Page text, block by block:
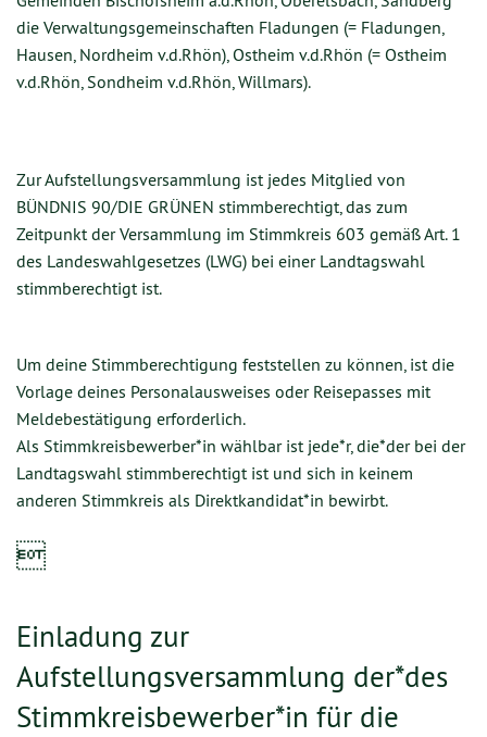
die Verwaltungsgemeinschaften Fladungen (= Fladungen,
Hausen, Nordheim v.d.Rhön), Ostheim v.d.Rhön (= Ostheim
v.d.Rhön, Sondheim v.d.Rhön, Willmars).
Zur Aufstellungsversammlung ist jedes Mitglied von
BÜNDNIS 90/DIE GRÜNEN stimmberechtigt, das zum
Zeitpunkt der Versammlung im Stimmkreis 603 gemäß Art. 1
des Landeswahlgesetzes (LWG) bei einer Landtagswahl
stimmberechtigt ist.
Um deine Stimmberechtigung feststellen zu können, ist die
Vorlage deines Personalausweises oder Reisepasses mit
Meldebestätigung erforderlich.
Als Stimmkreisbewerber*in wählbar ist jede*r, die*der bei der
Landtagswahl stimmberechtigt ist und sich in keinem
anderen Stimmkreis als Direktkandidat*in bewirbt.

Einladung zur
Aufstellungsversammlung der*des
Stimmkreisbewerber*in für die